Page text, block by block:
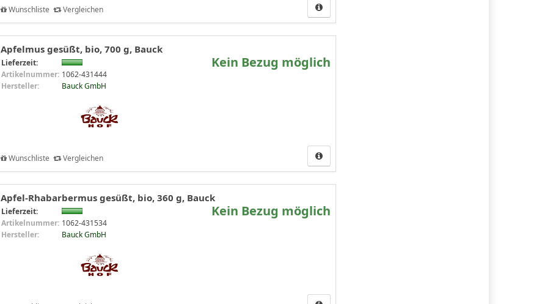
Wunschliste Vergleichen
Apfelmus gesüßt, bio, 700 g, Bauck
Lieferzeit:
Artikelnummer: 1062-431444
Hersteller:
Bauck GmbH
Kein Bezug möglich
Wunschliste Vergleichen
Apfel-Rhabarbermus gesüßt, bio, 360 g, Bauck
Lieferzeit:
Artikelnummer: 1062-431534
Hersteller:
Bauck GmbH
Kein Bezug möglich